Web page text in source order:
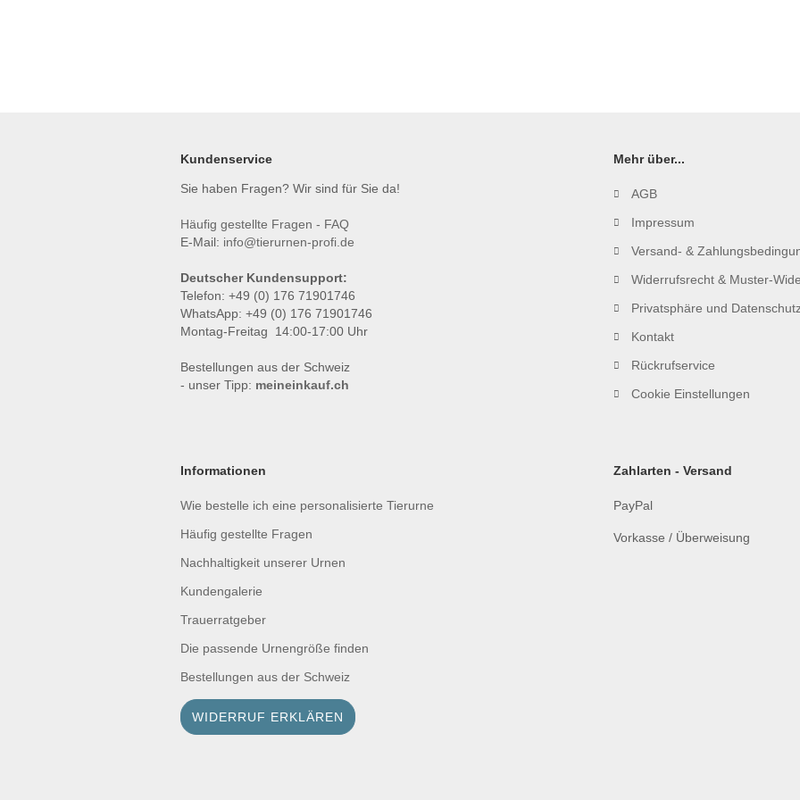
Kundenservice
Sie haben Fragen? Wir sind für Sie da!
Häufig gestellte Fragen - FAQ
E-Mail: info@tierurnen-profi.de
Deutscher Kundensupport:
Telefon: +49 (0) 176 71901746
WhatsApp: +49 (0) 176 71901746
Montag-Freitag 14:00-17:00 Uhr
Bestellungen aus der Schweiz
- unser Tipp: meineinkauf.ch
Mehr über...
AGB
Impressum
Versand- &
Widerrufsrecht & Muster-
Privatsphäre und Datenschutz
Kontakt
Rückrufservice
Cookie Einstellungen
Informationen
Wie bestelle ich eine personalisierte Tierurne
Häufig gestellte Fragen
Nachhaltigkeit unserer Urnen
Kundengalerie
Trauerratgeber
Die passende Urnengröße finden
Bestellungen aus der Schweiz
WIDERRUF ERKLÄREN
Zahlarten - Versand
PayPal
Vorkasse / Überweisung